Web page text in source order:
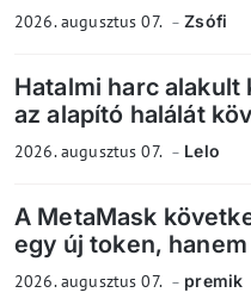
2026. augusztus 07. Zsófi
Hatalmi harc alakult
az alapító halálát
2026. augusztus 07. Lelo
A MetaMask
egy új token, hanem
2026. augusztus 07. premik